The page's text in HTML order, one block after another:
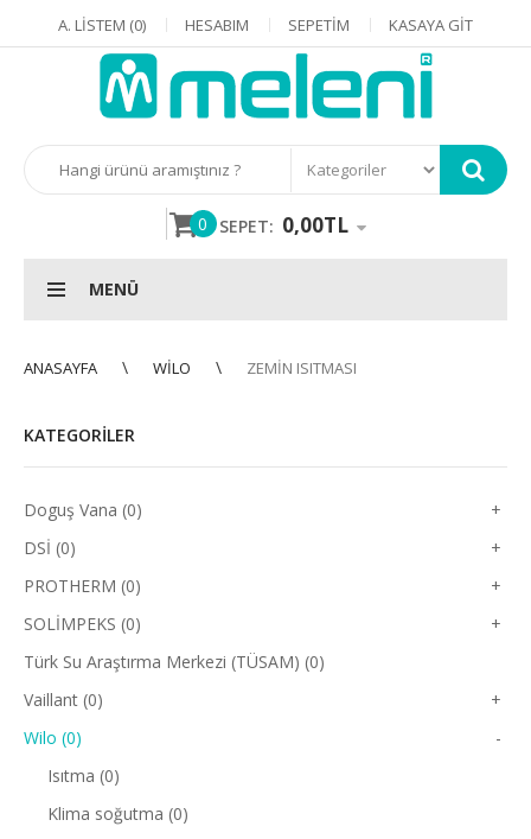
A. LISTEM (0) HESABIM SEPETIM KASAYA GIT
0 SEPET: 0,00TL
MENÜ
ANASAYFA WILO ZEMIN ISITMASI
KATEGORILER
Doguş Vana (0)
+
DSİ (0)
+
PROTHERM (0)
+
SOLİMPEKS (0)
+
Türk Su Araştırma Merkezi (TÜSAM) (0)
Vaillant (0)
+
Wilo (0)
-
Isıtma (0)
Klima soğutma (0)